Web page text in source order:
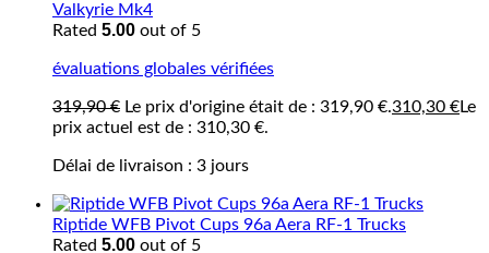
Valkyrie Mk4
Rated 5.00 out of 5
évaluations globales vérifiées
319,90€ Le prix d'origine était de : 319,90 €.310,30 €Le
prix actuel est de : 310,30 €.
Délai de livraison : 3 jours
Riptide WFB Pivot Cups 96a Aera RF-1 Trucks
Rated 5.00 out of 5